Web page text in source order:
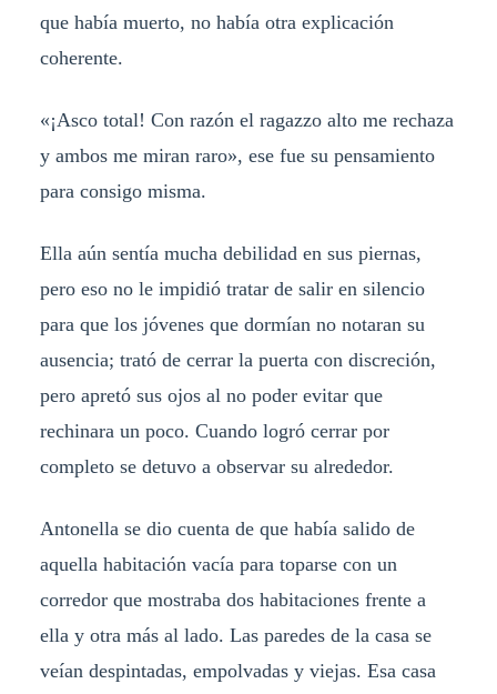
que había muerto, no había otra explicación
coherente.
«¡Asco total! Con razón el ragazzo alto me rechaza
y ambos me miran raro», ese fue su pensamiento
para consigo misma.
Ella aún sentía mucha debilidad en sus piernas,
pero eso no le impidió tratar de salir en silencio
para que los jóvenes que dormían no notaran su
ausencia; trató de cerrar la puerta con discreción,
pero apretó sus ojos al no poder evitar que
rechinara un poco. Cuando logró cerrar por
completo se detuvo a observar su alrededor.
Antonella se dio cuenta de que había salido de
aquella habitación vacía para toparse con un
corredor que mostraba dos habitaciones frente a
ella y otra más al lado. Las paredes de la casa se
veían despintadas, empolvadas y viejas. Esa casa